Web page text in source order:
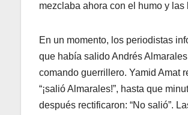
mezclaba ahora con el humo y las
En un momento, los periodistas
que había salido Andrés
comando guerrillero. Yamid Amat
“¡salió Almarales!”, hasta que
después rectificaron: “No salió”.